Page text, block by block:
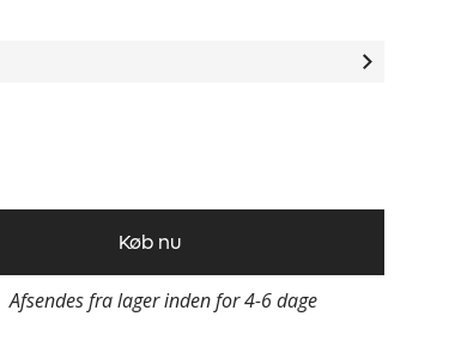
Køb nu
Afsendes fra lager inden for 4-6 dage